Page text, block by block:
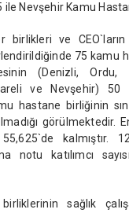
Nevşehir Kamu
birlikleri ve CEO`ların
75 kamu
(Denizli, Ordu,
ve Nevşehir)
hastane birliğinin
görülmektedir.
kalmıştır.
notu katılımcı
sağlık